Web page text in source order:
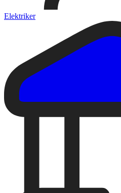
Elektriker